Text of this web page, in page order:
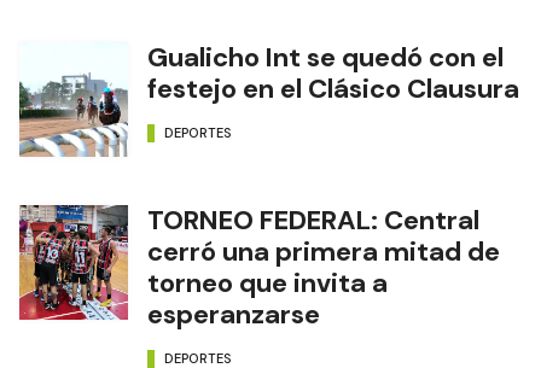
Gualicho Int se quedó con el
festejo en el Clásico Clausura
DEPORTES
TORNEO FEDERAL: Central
cerró una primera mitad de
torneo que invita a
esperanzarse
DEPORTES